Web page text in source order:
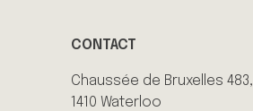
CONTACT
Chaussée de Bruxelles 483,
1410 Waterloo